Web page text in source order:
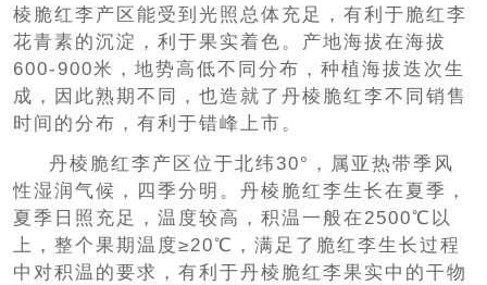
棱脆红李产区能受到光照总体充足，有利于脆红李
花青素的沉淀，利于果实着色。产地海拔在海拔
600-900米，地势高低不同分布，种植海拔迭次生
成，因此熟期不同，也造就了丹棱脆红李不同销售
时间的分布，有利于错峰上市。
丹棱脆红李产区位于北纬30°，属亚热带季风
性湿润气候，四季分明。丹棱脆红李生长在夏季，
夏季日照充足，温度较高，积温一般在2500℃以
上，整个果期温度≥20℃，满足了脆红李生长过程
中对积温的要求，有利于丹棱脆红李果实中的干物